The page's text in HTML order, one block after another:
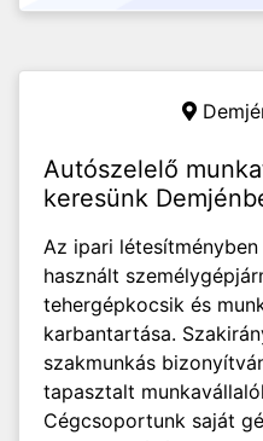
Autószelelő
keresünk
Az ipari létesítményben
használt
tehergépkocsik és
karbantartása.
szakmunkás
tapasztalt
Cégcsoportunk saját